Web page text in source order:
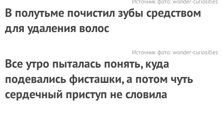
В полутьме почистил зубы средством
для удаления волос
Источник фото: wonder-curiosities
Все утро пыталась понять, куда
подевались фисташки, а потом чуть
сердечный приступ не словила